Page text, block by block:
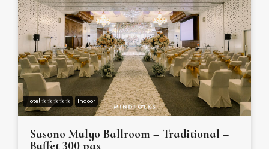
Hotel ✰ ✰ ✰ ✰ ✰ Indoor
Sasono Mulyo Ballroom – Traditional –
Buffet 300 pax